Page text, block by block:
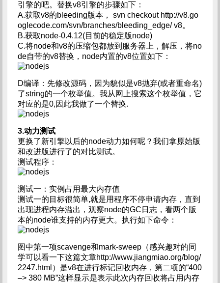
引擎的吧。替换v8引擎的步骤如下：
A.获取v8的bleeding版本， svn checkout http://v8.go
oglecode.com/svn/branches/bleeding_edge/ v8。
B.获取node-0.4.12(目前的稳定版node)
C.将node和v8的压缩包都放到服务器上，解压，将no
de自带的v8替换，node内置的v8位置如下：
D编译：先修改源码，因为貌似是v8抛弃(或者重命名)
了string的一个枚举值。我从网上搜索这个枚举值，它
对应的是0,因此我做了一个替换.
3.动力测试
更换了新引擎以后的node动力如何呢？我们拿原始版
和改进版进行了的对比测试。
测试程序：
测试一：实例占用最大内存值
测试一的目标很简单,就是用程序不停申请内存，直到
出现进程内存溢出，观察node的GC日志，看两个版
本的node谁支持的内存更大。执行如下命令：
图中第一项scavenge和mark-sweep（感兴趣对的同
学可以看一下这篇文章http://www.jiangmiao.org/blog/
2247.html）是v8在进行标记回收内存，第二项的“400
–> 380 MB”这样显示是表示此次内存回收将占用内存